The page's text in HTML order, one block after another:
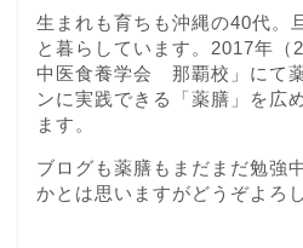
生まれも育ちも沖縄の40代。
と暮らしています。2017年（
中医食養学会 那覇校」にて
ンに実践できる「薬膳」を広
ます。
ブログも薬膳もまだまだ勉強
かとは思いますがどうぞよろ